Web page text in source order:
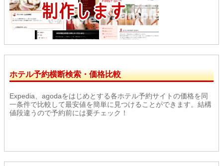
ホテル予約横断検索・価格比較
Expedia、agodaをはじめとする各ホテル予約サイトの価格を同
一条件で比較して最安値を簡単に見つけることができます。結構
値段違うので予約前には要チェック！